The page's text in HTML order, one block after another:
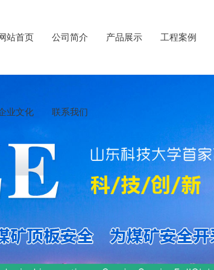
站首页 公司简介 产品展示 工程案例
业文化 联系我们